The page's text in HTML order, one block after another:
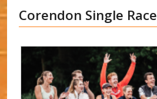
Corendon Single Race